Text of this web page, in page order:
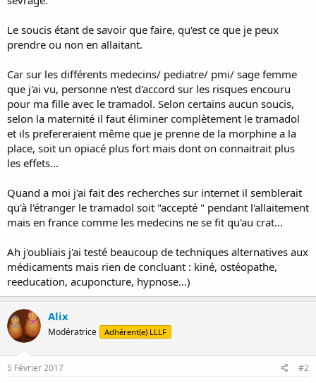
Le soucis étant de savoir que faire, qu'est ce que je peux
prendre ou non en allaitant.
Car sur les différents medecins/ pediatre/ pmi/ sage femme
que j'ai vu, personne n'est d'accord sur les risques encouru
pour ma fille avec le tramadol. Selon certains aucun soucis,
selon la maternité il faut éliminer complètement le tramadol
et ils prefereraient même que je prenne de la morphine a la
place, soit un opiacé plus fort mais dont on connaitrait plus
les effets...
Quand a moi j'ai fait des recherches sur internet il semblerait
qu'à l'étranger le tramadol soit "accepté " pendant l'allaitement
mais en france comme les medecins ne se fit qu'au crat...
Ah j'oubliais j'ai testé beaucoup de techniques alternatives aux
médicaments mais rien de concluant : kiné, ostéopathe,
reeducation, acuponcture, hypnose...)
Alix
Modératrice Adhérent(e) LLLF
5 Février 2017 #2